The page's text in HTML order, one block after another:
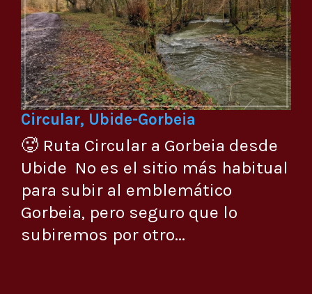
Circular, Ubide-Gorbeia
🥵 Ruta Circular a Gorbeia desde
Ubide No es el sitio más habitual
para subir al emblemático
Gorbeia, pero seguro que lo
subiremos por otro...